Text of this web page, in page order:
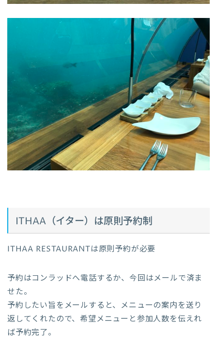
ITHAA（イター）は原則予約制
ITHAA RESTAURANTは原則予約が必要
予約はコンラッドへ電話するか、今回はメールで済ま
せた。
予約したい旨をメールすると、メニューの案内を送り
返してくれたので、希望メニューと参加人数を伝えれ
ば予約完了。